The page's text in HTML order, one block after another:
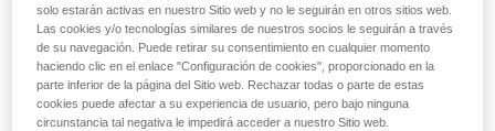
Para una utilización en recorridos acrobáticos en altura en
cable, las únicas poleas Petzl certificadas son:
- Las poleas TRAC CLUB (P023AB00/P023AB01) y
solo estarán activas en nuestro Sitio web y no le seguirán en otros sitios web.
Las cookies y/o tecnologías similares de nuestros socios le seguirán a través
de su navegación. Puede retirar su consentimiento en cualquier momento
haciendo clic en el enlace "Configuración de cookies", proporcionado en la
parte inferior de la página del Sitio web. Rechazar todas o parte de estas
cookies puede afectar a su experiencia de usuario, pero bajo ninguna
circunstancia tal negativa le impedirá acceder a nuestro Sitio web.